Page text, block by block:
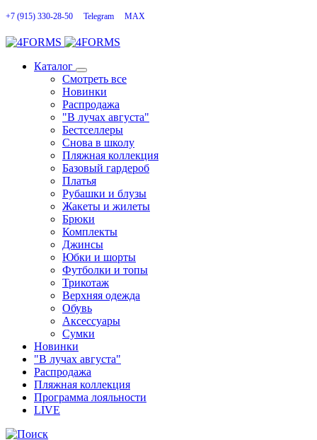
+7 (915) 330-28-50 Telegram MAX
Каталог
Смотреть все
Новинки
Распродажа
"В лучах августа"
Бестселлеры
Снова в школу
Пляжная коллекция
Базовый гардероб
Платья
Рубашки и блузы
Жакеты и жилеты
Брюки
Комплекты
Джинсы
Юбки и шорты
Футболки и топы
Трикотаж
Верхняя одежда
Обувь
Аксессуары
Сумки
Новинки
"В лучах августа"
Распродажа
Пляжная коллекция
Программа лояльности
LIVE